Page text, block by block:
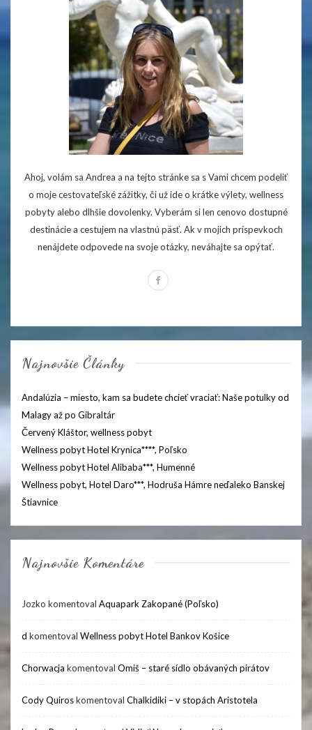
Ahoj, volám sa Andrea a na tejto stránke sa s Vami chcem podeliť
o moje cestovateľské zážitky, či už ide o krátke výlety, wellness
pobyty alebo dlhšie dovolenky. Vyberám si len cenovo dostupné
destinácie a cestujem na vlastnú päsť. Ak v mojich príspevkoch
nenájdete odpovede na svoje otázky, neváhajte sa opýtať.
Najnovšie Články
Andalúzia – miesto, kam sa budete chcieť vraciať: Naše potulky od
Malagy až po Gibraltár
Červený Kláštor, wellness pobyt
Wellness pobyt Hotel Krynica****, Poľsko
Wellness pobyt Hotel Alibaba***, Humenné
Wellness pobyt, Hotel Daro***, Hodruša Hámre neďaleko Banskej
Štiavnice
Najnovšie Komentáre
Jozko komentoval Aquapark Zakopané (Poľsko)
d komentoval Wellness pobyt Hotel Bankov Košice
Chorwacja komentoval Omiš – staré sídlo obávaných pirátov
Cody Quiroskomentoval Chalkidiki – v stopách Aristotela